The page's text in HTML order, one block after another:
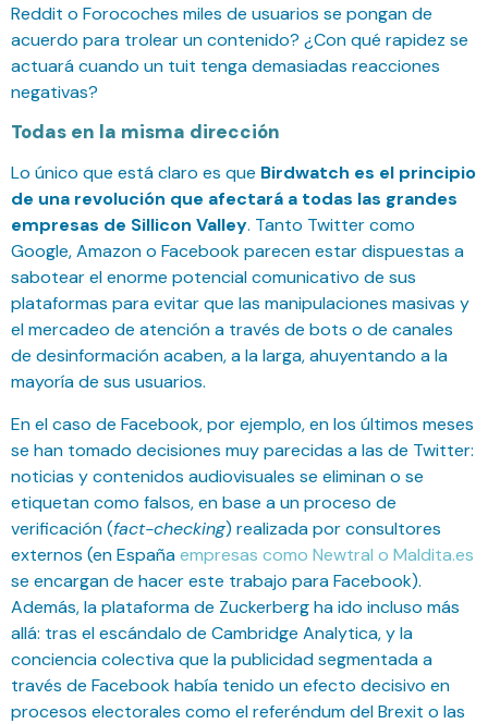
Reddit o Forocoches miles de usuarios se pongan de
acuerdo para trolear un contenido? ¿Con qué rapidez se
actuará cuando un tuit tenga demasiadas reacciones
negativas?
Todas en la misma dirección
Lo único que está claro es que Birdwatch es el principio
de una revolución que afectará a todas las grandes
empresas de Sillicon Valley. Tanto Twitter como
Google, Amazon o Facebook parecen estar dispuestas a
sabotear el enorme potencial comunicativo de sus
plataformas para evitar que las manipulaciones masivas y
el mercadeo de atención a través de bots o de canales
de desinformación acaben, a la larga, ahuyentando a la
mayoría de sus usuarios.
En el caso de Facebook, por ejemplo, en los últimos meses
se han tomado decisiones muy parecidas a las de Twitter:
noticias y contenidos audiovisuales se eliminan o se
etiquetan como falsos, en base a un proceso de
verificación (fact-checking) realizada por consultores
externos (en Españaempresas como Newtral o Maldita.es
se encargan de hacer este trabajo para Facebook).
Además, la plataforma de Zuckerberg ha ido incluso más
allá: tras el escándalo de Cambridge Analytica, y la
conciencia colectiva que la publicidad segmentada a
través de Facebook había tenido un efecto decisivo en
procesos electorales como el referéndum del Brexit o las